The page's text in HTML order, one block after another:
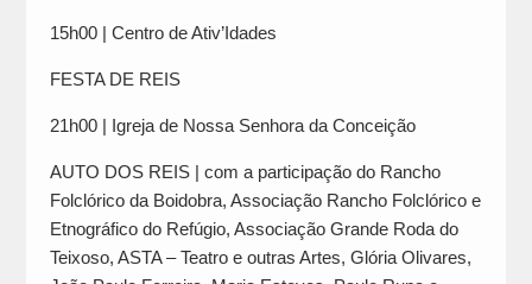
15h00 | Centro de Ativ’Idades
FESTA DE REIS
21h00 | Igreja de Nossa Senhora da Conceição
AUTO DOS REIS | com a participação do Rancho
Folclórico da Boidobra, Associação Rancho Folclórico e
Etnográfico do Refúgio, Associação Grande Roda do
Teixoso, ASTA – Teatro e outras Artes, Glória Olivares,